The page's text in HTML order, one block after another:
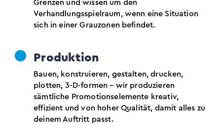
Grenzen und wissen um den
Verhandlungsspielraum, wenn eine Situation
sich in einer Grauzonen befindet.
Produktion
Bauen, konstruieren, gestalten, drucken,
plotten, 3-D-formen – wir produzieren
sämtliche Promotionselemente kreativ,
effizient und von hoher Qualität, damit alles zu
deinem Auftritt passt.